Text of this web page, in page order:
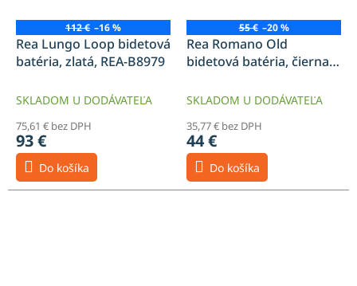
112 € –16 %
Rea Lungo Loop bidetová
batéria, zlatá, REA-B8979
SKLADOM U DODÁVATEĽA
75,61 € bez DPH
93 €
Do košíka
55 € –20 %
Rea Romano Old
bidetová batéria, čierna,
SKLADOM U DODÁVATEĽA
35,77 € bez DPH
44 €
Do košíka